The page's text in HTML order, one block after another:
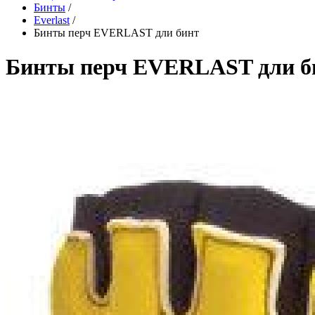
Бинты /
Everlast /
Бинты перч EVERLAST дли бинт
Бинты перч EVERLAST дли